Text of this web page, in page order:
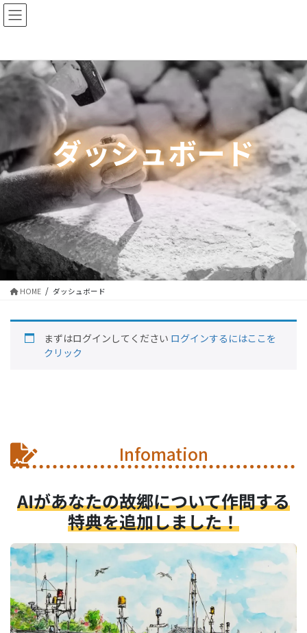
コ
ン
ツ
に
移
ナ
ビ
シ
ョ
ン
ダッシュボード
HOME ダッシュボード
まずはログインしてください ログインするにはここを
クリック
Infomation
AIがあなたの故郷について作問する
特典を追加しました！